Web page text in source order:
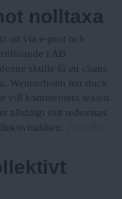
nolltaxa
att via e-post och
i AB
skulle få en chans
Wennerholm har dock
vill kommentera texten.
allsidigt sätt redovisas